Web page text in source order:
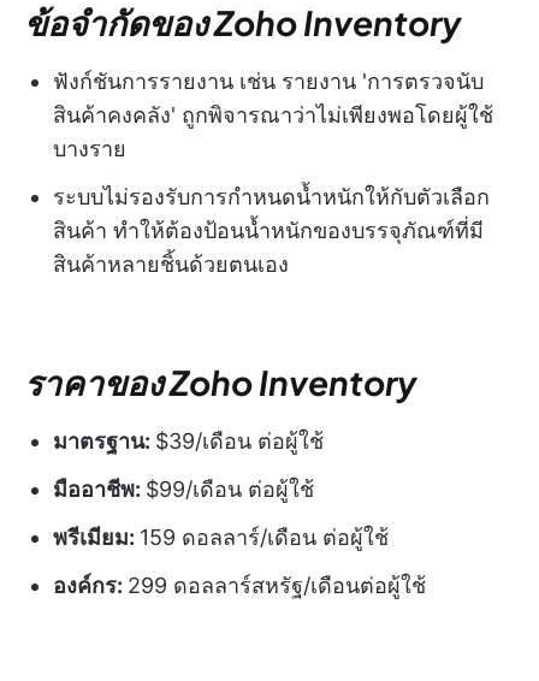
ข้อจำกัดของ Zoho Inventory
ฟังก์ชันการรายงาน เช่น รายงาน 'การตรวจนับ
สินค้าคงคลัง' ถูกพิจารณาว่าไม่เพียงพอโดยผู้ใช้
บางราย
ระบบไม่รองรับการกำหนดน้ำหนักให้กับตัวเลือก
สินค้า ทำให้ต้องป้อนน้ำหนักของบรรจุภัณฑ์ที่มี
สินค้าหลายชิ้นด้วยตนเอง
ราคาของ Zoho Inventory
มาตรฐาน: $39/เดือน ต่อผู้ใช้
มืออาชีพ: $99/เดือน ต่อผู้ใช้
พรีเมียม: 159 ดอลลาร์/เดือน ต่อผู้ใช้
องค์กร: 299 ดอลลาร์สหรัฐ/เดือนต่อผู้ใช้